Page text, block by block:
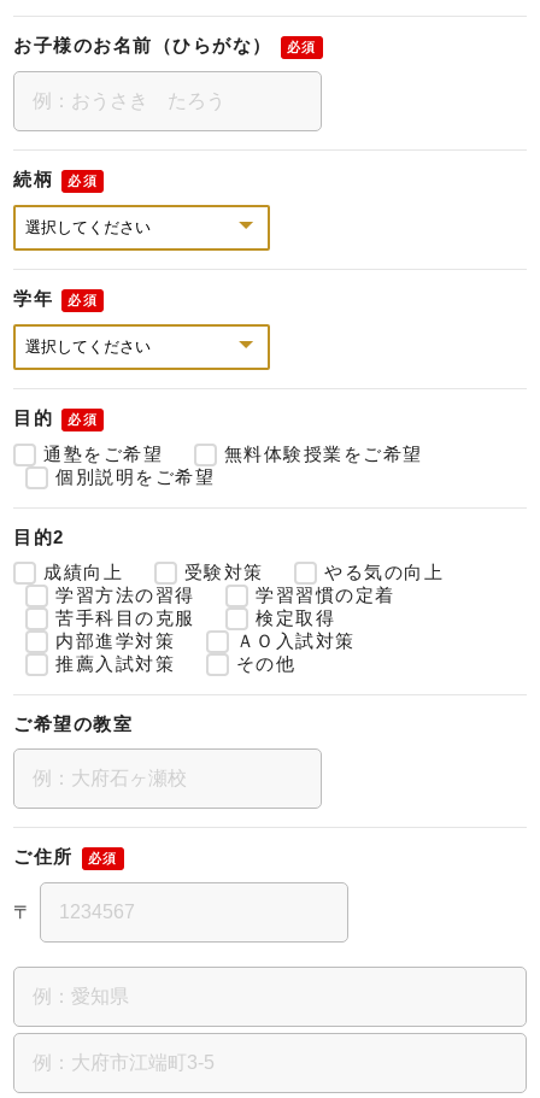
お子様のお名前（ひらがな） 必須
続柄 必須
学年 必須
目的 必須
通塾をご希望
無料体験授業をご希望
個別説明をご希望
目的2
成績向上
受験対策
やる気の向上
学習方法の習得
学習習慣の定着
苦手科目の克服
検定取得
内部進学対策
ＡＯ入試対策
推薦入試対策
その他
ご希望の教室
ご住所 必須
〒